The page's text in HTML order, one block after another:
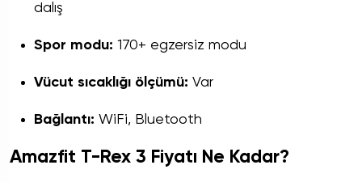
dalış
Spor modu: 170+ egzersiz modu
Vücut sıcaklığı ölçümü: Var
Bağlantı: WiFi, Bluetooth
Amazfit T-Rex 3 Fiyatı Ne Kadar?